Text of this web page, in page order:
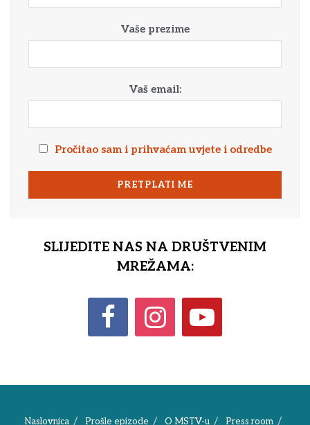
Vaše prezime
Vaš email:
Pročitao sam i prihvaćam uvjete i odredbe
SLIJEDITE NAS NA DRUŠTVENIM
MREŽAMA:
Naslovnica Prošle epizode O MSTV-u Press room